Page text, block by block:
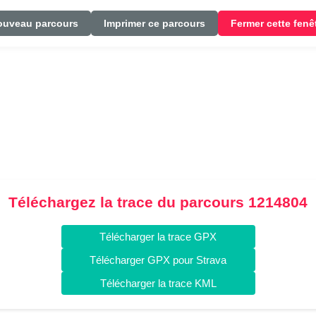
parcours Imprimer ce parcours Fermer cette
Téléchargez la trace du parcours 1214804
Télécharger la trace GPX
Télécharger GPX pour Strava
Télécharger la trace KML